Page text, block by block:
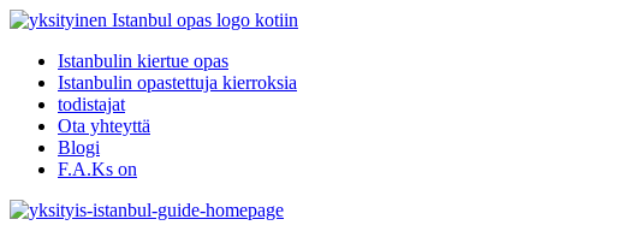
Istanbulin kiertue opas
Istanbulin opastettuja kierroksia
todistajat
Ota yhteyttä
Blogi
F.A.Ks on